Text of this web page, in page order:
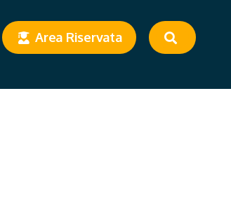
Area Riservata